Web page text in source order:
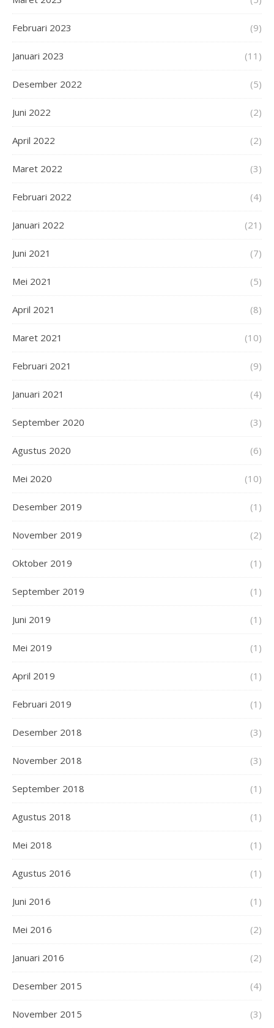
Februari 2023 (9)
Januari 2023 (11)
Desember 2022 (5)
Juni 2022 (2)
April 2022 (2)
Maret 2022 (3)
Februari 2022 (4)
Januari 2022 (21)
Juni 2021 (7)
Mei 2021 (5)
April 2021 (8)
Maret 2021 (10)
Februari 2021 (9)
Januari 2021 (4)
September 2020 (3)
Agustus 2020 (6)
Mei 2020 (10)
Desember 2019 (1)
November 2019 (2)
Oktober 2019 (1)
September 2019 (1)
Juni 2019 (1)
Mei 2019 (1)
April 2019 (1)
Februari 2019 (1)
Desember 2018 (3)
November 2018 (3)
September 2018 (1)
Agustus 2018 (1)
Mei 2018 (1)
Agustus 2016 (1)
Juni 2016 (1)
Mei 2016 (2)
Januari 2016 (2)
Desember 2015 (4)
November 2015 (3)